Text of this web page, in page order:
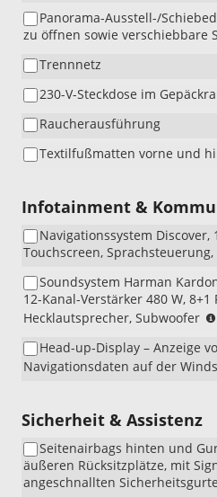
Panorama-Ausstell-/
zu öffnen sowie verschiebbare
Trennnetz
230-V-Steckdose im
Raucherausführung
Textilfußmatten vorne und
Infotainment &
Navigationssystem Discover,
Touchscreen,
Soundsystem Harman
12-Kanal-Verstärker 480 W, 8+1
Hecklautsprecher, Subwoofer
Head-up-Display – Anzeige
Navigationsdaten auf der
Sicherheit & Assistenz
Seitenairbags hinten und
äußeren Rücksitzplätze, mit
angeschnallten